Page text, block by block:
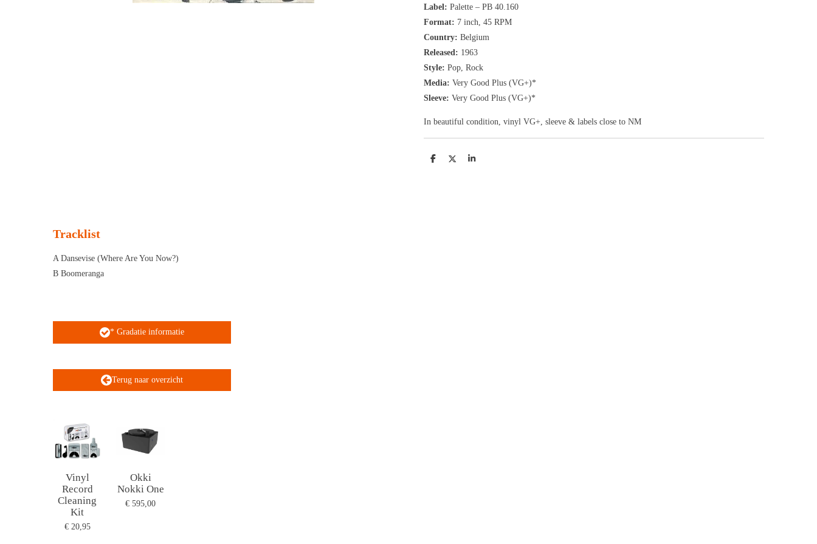
Label: Palette ‎– PB 40.160
Format: 7 inch, 45 RPM
Country: Belgium
Released: 1963
Style: Pop, Rock
Media: Very Good Plus (VG+)*
Sleeve: Very Good Plus (VG+)*
In beautiful condition, vinyl VG+, sleeve & labels close to NM
D
D
S
Tracklist
A Dansevise (Where Are You Now?)
B Boomeranga
* Gradatie informatie
Terug naar overzicht
Vinyl
Record
Cleaning
Kit
€ 20,95
Okki
Nokki One
€ 595,00